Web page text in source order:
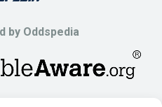
by Oddspedia